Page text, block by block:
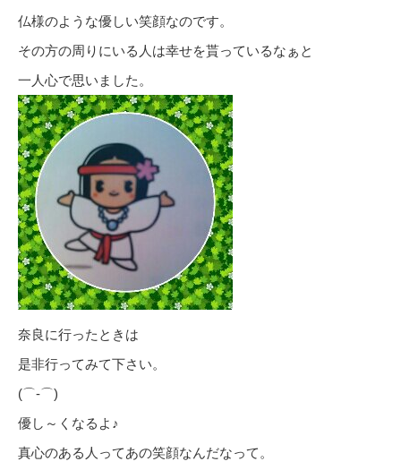
仏様のような優しい笑顔なのです。
その方の周りにいる人は幸せを貰っているなぁと
一人心で思いました。
奈良に行ったときは
是非行ってみて下さい。
(⌒‐⌒)
優し～くなるよ♪
真心のある人ってあの笑顔なんだなって。